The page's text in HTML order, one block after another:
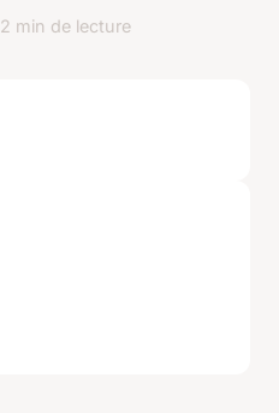
2 min de lecture